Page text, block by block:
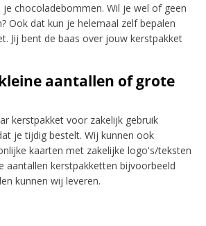
je chocoladebommen. Wil je wel of geen
Ook dat kun je helemaal zelf bepalen
Jij bent de baas over jouw kerstpakket
aantallen of grote
kerstpakket voor zakelijk gebruik
je tijdig bestelt. Wij kunnen ook
kaarten met zakelijke logo's/teksten
aantallen kerstpakketten bijvoorbeeld
kunnen wij leveren.